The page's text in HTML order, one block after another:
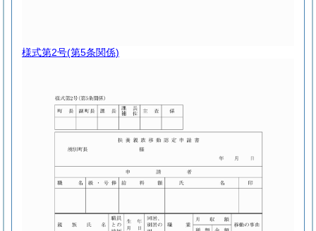
様式第2号(第5条関係)